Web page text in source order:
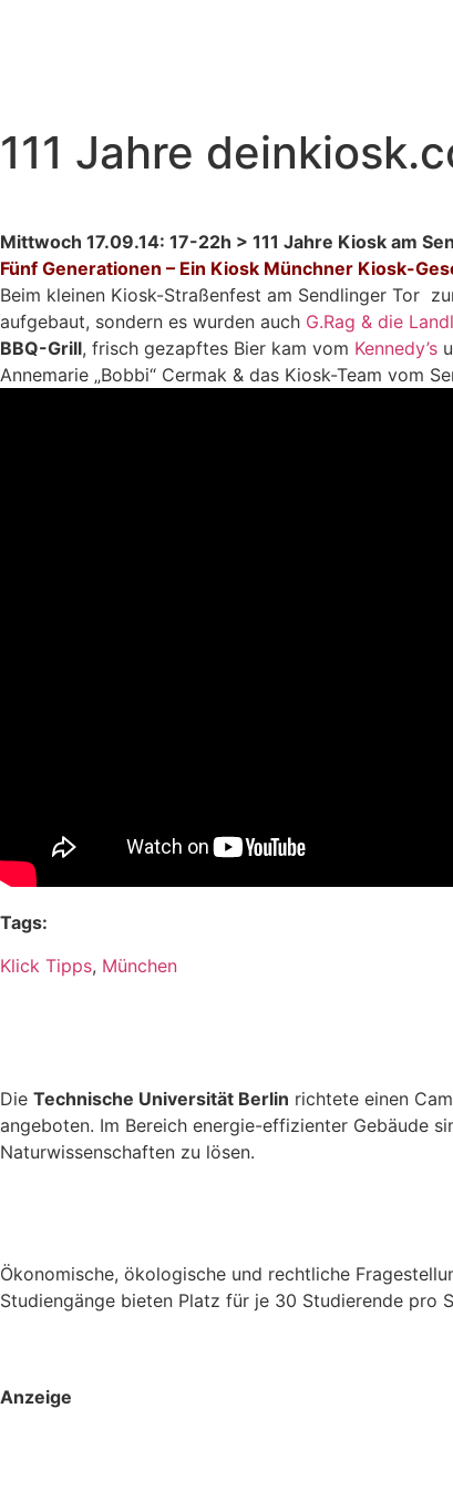
111 Jahre
Mittwoch 17.09.14: 17-22h > 111 Jahre Kiosk am
Fünf Generationen – Ein Kiosk Münchner Kiosk-
Beim kleinen Kiosk-Straßenfest am Sendlinger Tor
aufgebaut, sondern es wurden auch G.Rag & die
BBQ-Grill, frisch gezapftes Bier kam vom Kennedy’s
Annemarie „Bobbi“ Cermak & das Kiosk-Team vom
Tags:
Klick Tipps, München
Die Technische Universität Berlin richtete einen
angeboten. Im Bereich energie-effizienter Gebäude
Naturwissenschaften zu lösen.
Ökonomische, ökologische und rechtliche
Studiengänge bieten Platz für je 30 Studierende pro
Anzeige